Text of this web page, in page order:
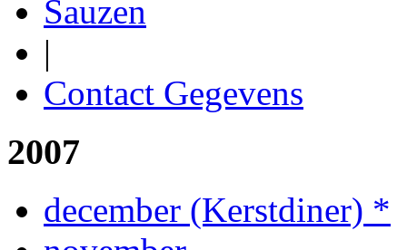
Sauzen
|
Contact Gegevens
2007
december (Kerstdiner) *